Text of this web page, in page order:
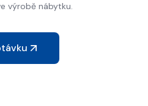
výrobě nábytku.